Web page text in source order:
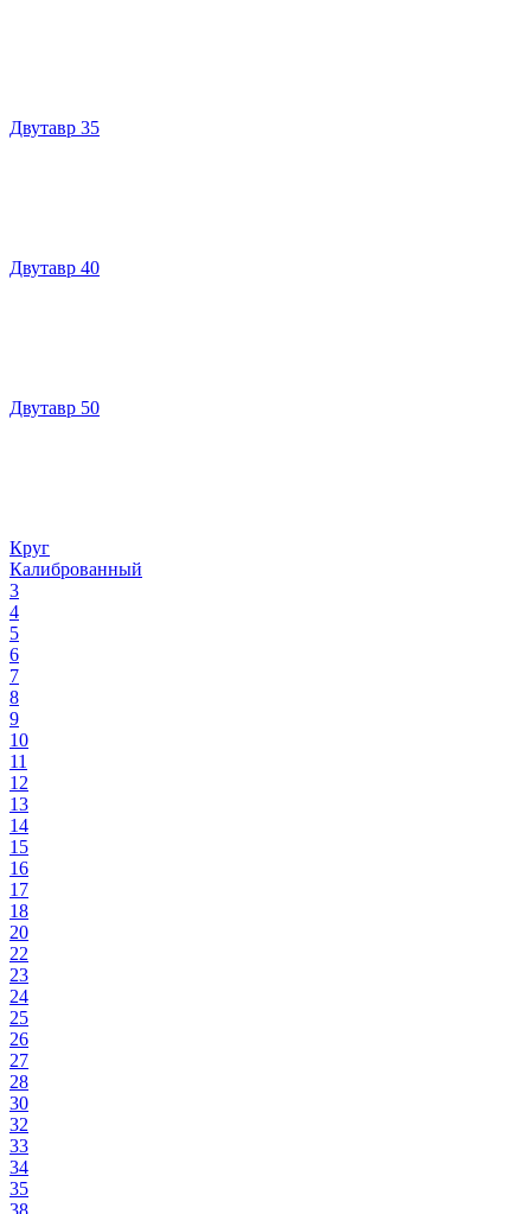
Двутавр 35
Двутавр 40
Двутавр 50
Круг
Калиброванный
3
4
5
6
7
8
9
10
11
12
13
14
15
16
17
18
20
22
23
24
25
26
27
28
30
32
33
34
35
38